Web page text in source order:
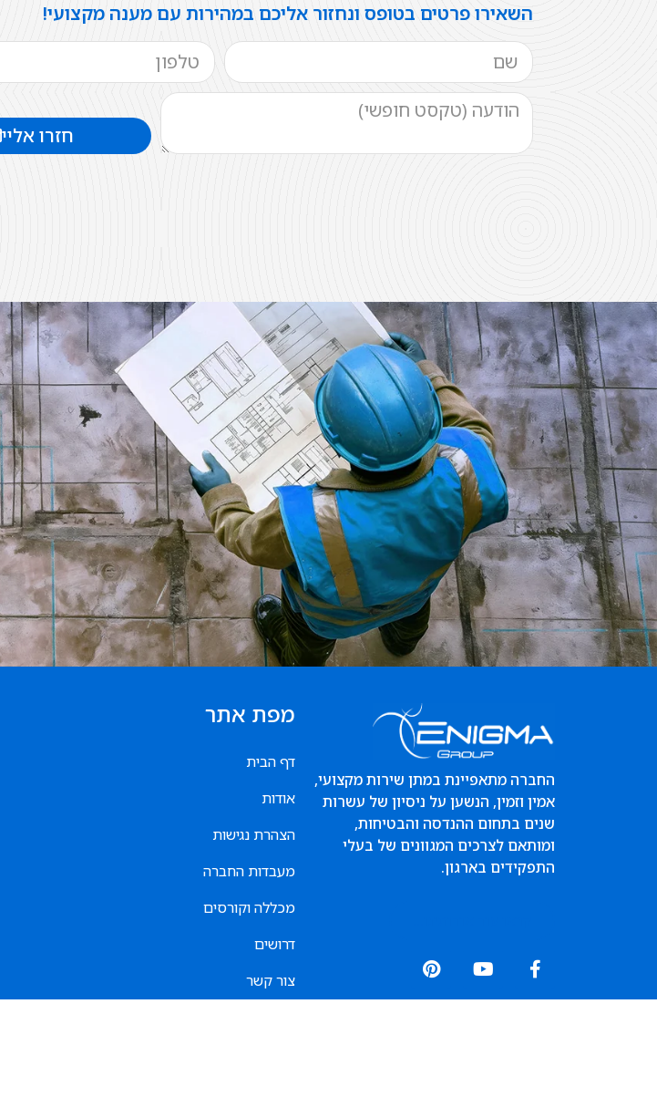
השאירו פרטים בטופס ונחזור אליכם במהירות עם מענה מקצועי!
חזרו אליי
החברה מתאפיינת במתן שירות מקצועי,
אמין וזמין, הנשען על ניסיון של עשרות
שנים בתחום ההנדסה והבטיחות,
ומותאם לצרכים המגוונים של בעלי
התפקידים בארגון.
מפת אתר
דף הבית
אודות
הצהרת נגישות
מעבדות החברה
מכללה וקורסים
דרושים
צור קשר